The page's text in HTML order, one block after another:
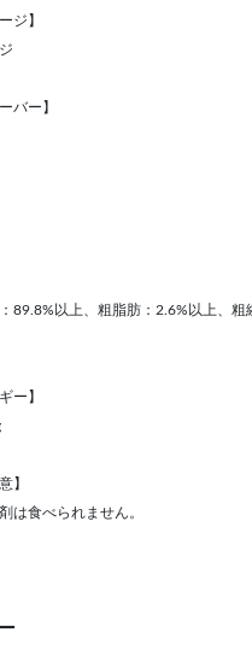
ジ】
バー】
89.8%以上、粗脂肪：2.6%以上、
ー】
】
は食べられません。